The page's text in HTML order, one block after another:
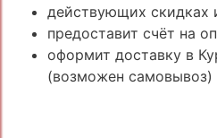
действующих скидках
предоставит счёт на
оформит доставку в
(возможен самовывоз)